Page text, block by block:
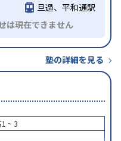
旦過、平和通駅
は現在できません
塾の詳細を見る
~ 3